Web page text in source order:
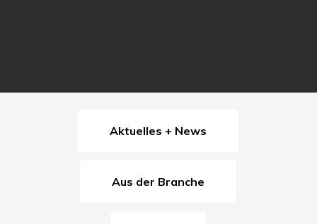
Aktuelles + News
Aus der Branche